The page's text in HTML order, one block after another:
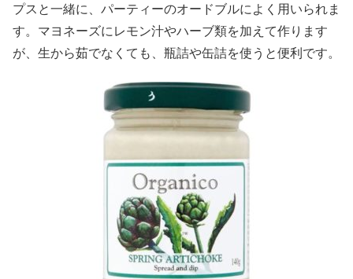
プスと一緒に、パーティーのオードブルによく用いられま
す。マヨネーズにレモン汁やハーブ類を加えて作ります
が、生から茹でなくても、瓶詰や缶詰を使うと便利です。